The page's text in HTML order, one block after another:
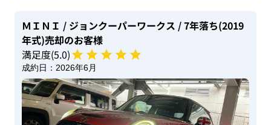
ＭＩＮＩ / ジョンクーパーワークス / 7年落ち(2019
年式)売却のお客様
満足度(5.0)
成約日： 2026年6月